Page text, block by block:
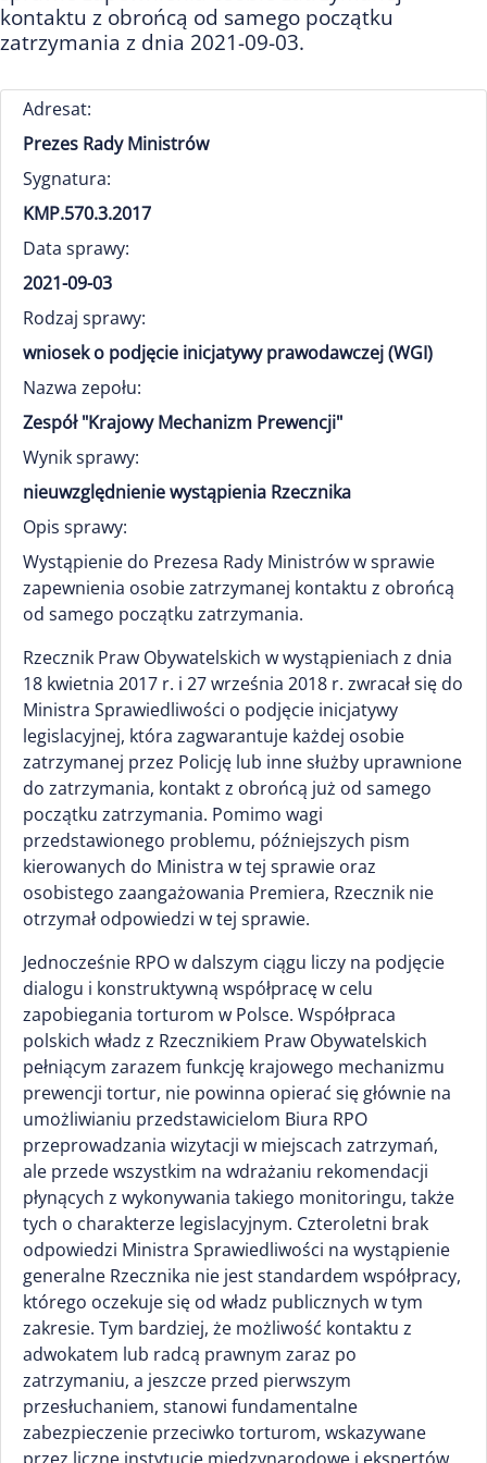
kontaktu z obrońcą od samego początku
zatrzymania z dnia 2021-09-03.
Adresat:
Prezes Rady Ministrów
Sygnatura:
KMP.570.3.2017
Data sprawy:
2021-09-03
Rodzaj sprawy:
wniosek o podjęcie inicjatywy prawodawczej (WGI)
Nazwa zepołu:
Zespół "Krajowy Mechanizm Prewencji"
Wynik sprawy:
nieuwzględnienie wystąpienia Rzecznika
Opis sprawy:
Wystąpienie do Prezesa Rady Ministrów w sprawie
zapewnienia osobie zatrzymanej kontaktu z obrońcą
od samego początku zatrzymania.
Rzecznik Praw Obywatelskich w wystąpieniach z dnia
18 kwietnia 2017 r. i 27 września 2018 r. zwracał się do
Ministra Sprawiedliwości o podjęcie inicjatywy
legislacyjnej, która zagwarantuje każdej osobie
zatrzymanej przez Policję lub inne służby uprawnione
do zatrzymania, kontakt z obrońcą już od samego
początku zatrzymania. Pomimo wagi
przedstawionego problemu, późniejszych pism
kierowanych do Ministra w tej sprawie oraz
osobistego zaangażowania Premiera, Rzecznik nie
otrzymał odpowiedzi w tej sprawie.
Jednocześnie RPO w dalszym ciągu liczy na podjęcie
dialogu i konstruktywną współpracę w celu
zapobiegania torturom w Polsce. Współpraca
polskich władz z Rzecznikiem Praw Obywatelskich
pełniącym zarazem funkcję krajowego mechanizmu
prewencji tortur, nie powinna opierać się głównie na
umożliwianiu przedstawicielom Biura RPO
przeprowadzania wizytacji w miejscach zatrzymań,
ale przede wszystkim na wdrażaniu rekomendacji
płynących z wykonywania takiego monitoringu, także
tych o charakterze legislacyjnym. Czteroletni brak
odpowiedzi Ministra Sprawiedliwości na wystąpienie
generalne Rzecznika nie jest standardem współpracy,
którego oczekuje się od władz publicznych w tym
zakresie. Tym bardziej, że możliwość kontaktu z
adwokatem lub radcą prawnym zaraz po
zatrzymaniu, a jeszcze przed pierwszym
przesłuchaniem, stanowi fundamentalne
zabezpieczenie przeciwko torturom, wskazywane